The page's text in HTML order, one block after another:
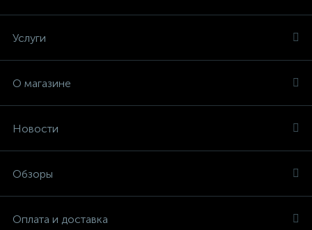
Услуги
О магазине
Новости
Обзоры
Оплата и доставка